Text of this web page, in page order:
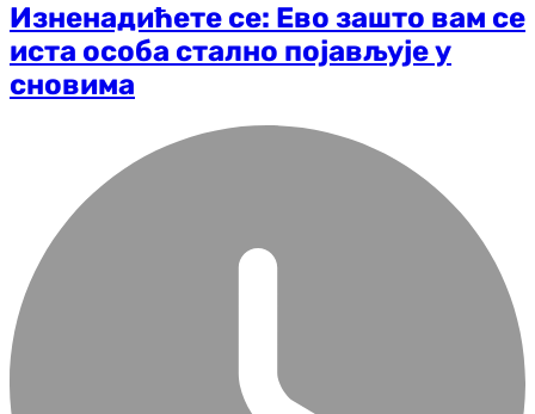
Изненадићете се: Ево зашто вам се
иста особа стално појављује у
сновима